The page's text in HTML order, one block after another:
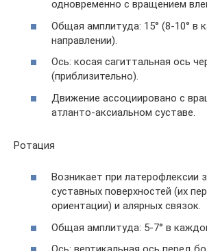
одновременно с вращением
Общая амплитуда: 15° (8-10° в
направлении).
Ось: косая сагиттальная ось
(приблизительно).
Движение ассоциировано с
атланто-аксиальном суставе.
Ротация
Возникает при латерофлексии
суставных поверхностей (их
ориентации) и алярных связок.
Общая амплитуда: 5-7° в